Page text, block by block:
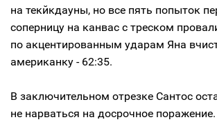
на текйкдауны, но все пять попыток
соперницу на канвас с треском
по акцентированным ударам Яна
американку - 62:35.
В заключительном отрезке Сантос
не нарваться на досрочное